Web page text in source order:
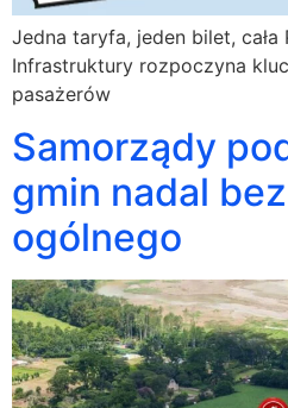
Jedna taryfa, jeden bilet,
Infrastruktury rozpoczyna
pasażerów
Samorządy
gmin nadal
ogólnego